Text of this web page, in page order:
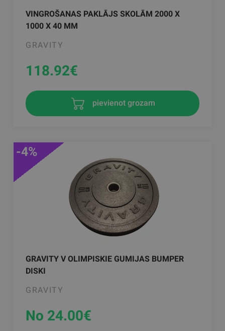
VINGROŠANAS PAKLĀJS SKOLĀM 2000 X
1000 X 40 MM
GRAVITY
118.92€
pievienot grozam
GRAVITY V OLIMPISKIE GUMIJAS BUMPER
DISKI
GRAVITY
-4%
No 24.00€